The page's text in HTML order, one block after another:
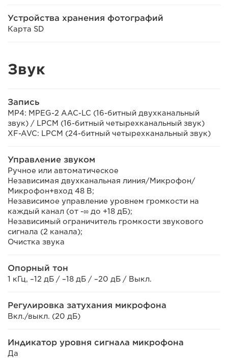
Устройства хранения фотографий
Карта SD
Звук
Запись
MP4: MPEG-2 AAC-LC (16-битный двухканальный
звук) / LPCM (16-битный четырехканальный звук)
XF-AVC: LPCM (24-битный четырехканальный звук)
Управление звуком
Ручное или автоматическое
Независимая двухканальная линия/Микрофон/
Микрофон+вход 48 В;
Независимое управление уровнем громкости на
каждый канал (от -∞ до +18 дБ);
Независимый ограничитель громкости звукового
сигнала (2 канала);
Очистка звука
Опорный тон
1 кГц, –12 дБ / –18 дБ / –20 дБ / Выкл.
Регулировка затухания микрофона
Вкл./выкл. (20 дБ)
Индикатор уровня сигнала микрофона
Да